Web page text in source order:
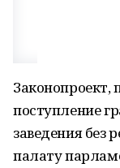
поступление
заведения без
палату